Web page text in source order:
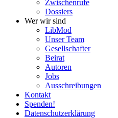
Zwischenrufe
Dossiers
Wer wir sind
LibMod
Unser Team
Gesell­schafter
Beirat
Autoren
Jobs
Ausschrei­bungen
Kontakt
Spenden!
Daten­schutz­er­klärung